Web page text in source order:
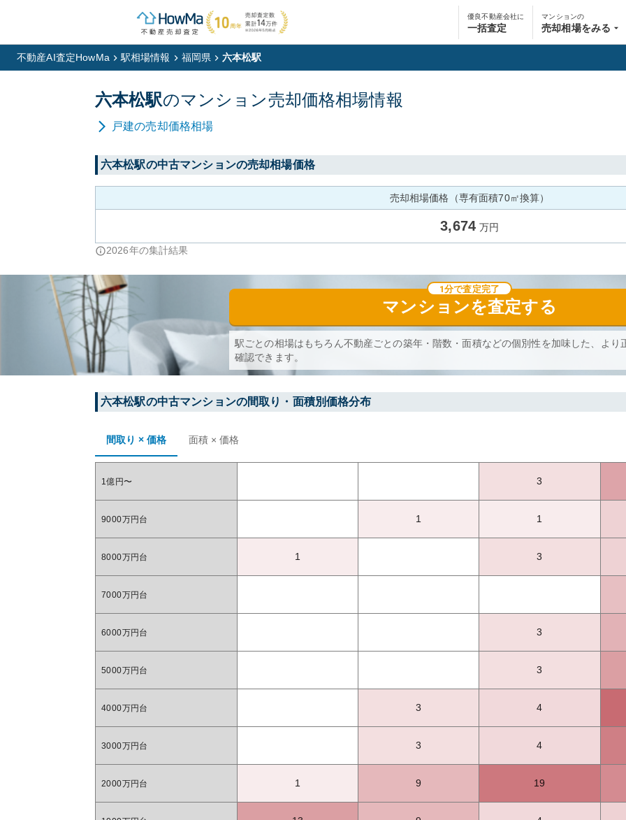
優良不動産会社に
一括査定
マンションの
売却相場をみる
不動産AI査定HowMa 駅相場情報 福岡県 六本松駅
六本松駅のマンション売却価格相場情報
戸建の売却価格相場
六本松駅の中古マンションの売却相場価格
売却相場価格（専有面積70㎡換算）
3,674 万円
2026年の集計結果
マンションを査定する
1分で査定完了
駅ごとの相場はもちろん不動産ごとの築年・階数・面積などの個別性を加味した、より
確認できます。
六本松駅の中古マンションの間取り・面積別価格分布
間取り × 価格 面積 × 価格
1億円〜 3
9000万円台 1 1
8000万円台 1 3
7000万円台
6000万円台 3
5000万円台 3
4000万円台 3 4
3000万円台 3 4
2000万円台 1 9 19